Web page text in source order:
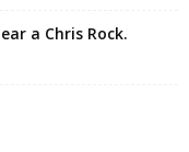
a Chris Rock.